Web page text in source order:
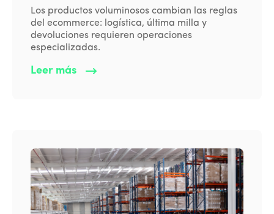
Los productos voluminosos cambian las reglas
del ecommerce: logística, última milla y
devoluciones requieren operaciones
especializadas.
Leer más